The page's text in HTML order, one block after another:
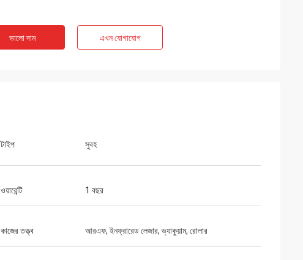
ভালো দাম এখন যোগাযোগ
টাইপ সুবহ
ওয়ারেন্টি 1 বছর
কাজের তত্ত্ব আরএফ, ইনফ্রারেড লেজার, ভ্যাকুয়াম, রোলার